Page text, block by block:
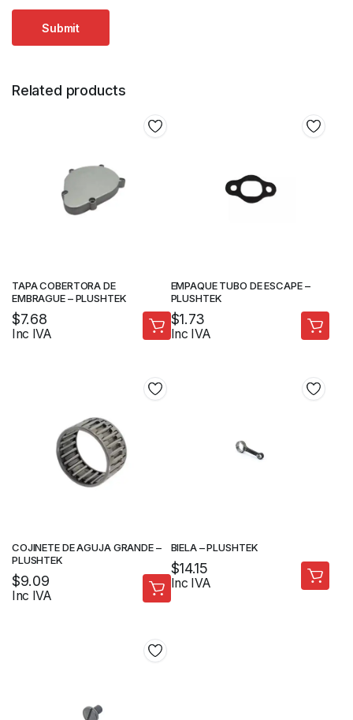
Related products
TAPA COBERTORA DE
EMBRAGUE – PLUSHTEK
$7.68
Inc IVA
EMPAQUE TUBO DE ESCAPE –
PLUSHTEK
$1.73
Inc IVA
COJINETE DE AGUJA GRANDE –
PLUSHTEK
$9.09
Inc IVA
BIELA – PLUSHTEK
$14.15
Inc IVA